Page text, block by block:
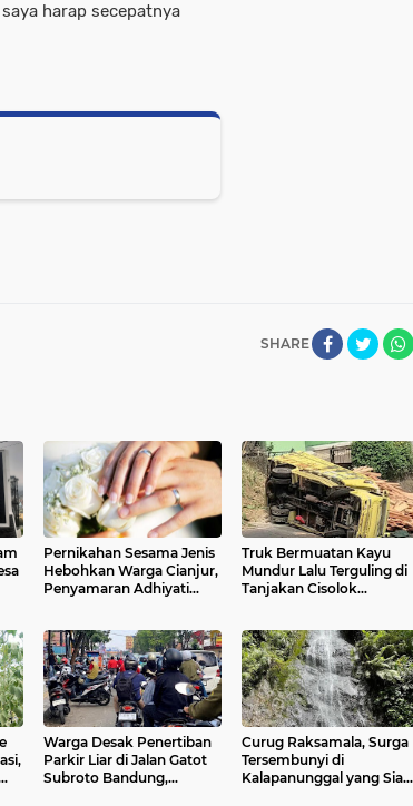
harap secepatnya
SHARE
Pernikahan Sesama Jenis
Hebohkan Warga Cianjur,
Penyamaran Adhiyati
Truk Bermuatan Kayu
Mundur Lalu Terguling di
Tanjakan Cisolok
Warga Desak Penertiban
Parkir Liar di Jalan Gatot
Subroto Bandung,
Curug Raksamala, Surga
Tersembunyi di
Kalapanunggal yang Siap